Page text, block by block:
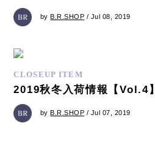
byB.R.SHOP / Jul 08, 2019
CLOSEUP ITEM
2019秋冬入荷情報【Vol.4】
byB.R.SHOP / Jul 07, 2019